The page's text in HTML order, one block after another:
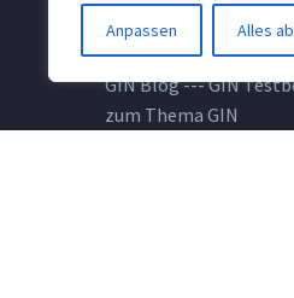
Anpassen Alles
GINPOWER.de ---
-- Direktes Amazon
GIN Blog --- GIN
zum Thema GIN